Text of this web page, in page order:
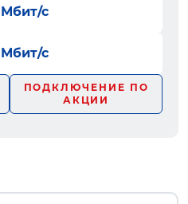
с
с
ПОДКЛЮЧЕНИЕ ПО
АКЦИИ